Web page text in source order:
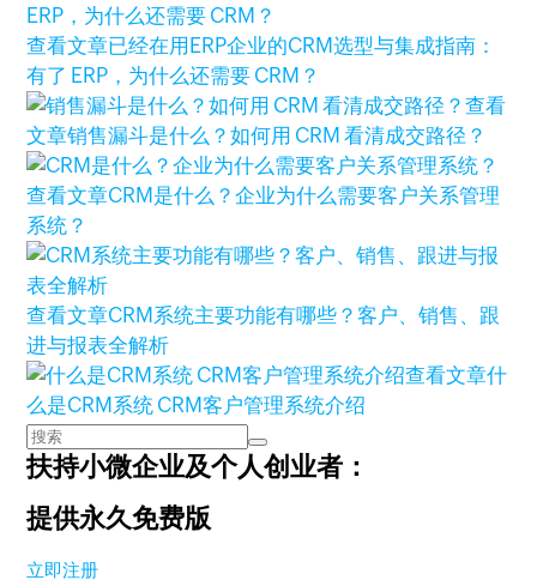
查看文章已经在用ERP企业的CRM选型与集成指南：
有了 ERP，为什么还需要 CRM？
查看
文章销售漏斗是什么？如何用 CRM 看清成交路径？
查看文章CRM是什么？企业为什么需要客户关系管理
系统？
查看文章CRM系统主要功能有哪些？客户、销售、跟
进与报表全解析
查看文章什
么是CRM系统 CRM客户管理系统介绍
扶持小微企业及个人创业者：
提供永久免费版
立即注册